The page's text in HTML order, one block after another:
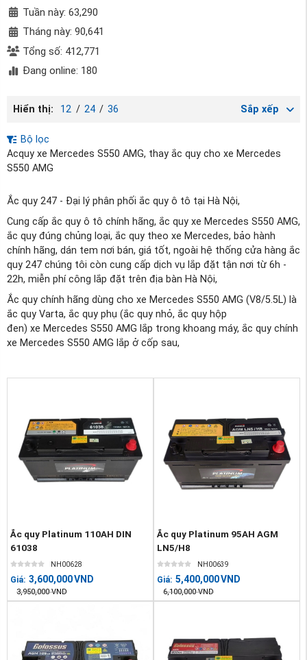
Tuần này: 63,290
Tháng này: 90,641
Tổng số: 412,771
Đang online: 180
Hiển thị: 12 / 24 / 36 Sắp xếp
Bộ lọc
Acquy xe Mercedes S550 AMG, thay ắc quy cho xe Mercedes
S550 AMG
Ắc quy 247 - Đại lý phân phối ắc quy ô tô tại Hà Nội,
Cung cấp ắc quy ô tô chính hãng, ắc quy xe Mercedes S550 AMG,
ắc quy đúng chủng loại, ắc quy theo xe Mercedes, bảo hành
chính hãng, dán tem nơi bán, giá tốt, ngoài hệ thống cửa hàng ắc
quy 247 chúng tôi còn cung cấp dịch vụ lắp đặt tận nơi từ 6h -
22h, miễn phí công lắp đặt trên địa bàn Hà Nội,
Ắc quy chính hãng dùng cho xe Mercedes S550 AMG (V8/5.5L) là
ắc quy Varta, ắc quy phụ (ắc quy nhỏ, ắc quy hộp
đen) xe Mercedes S550 AMG lắp trong khoang máy, ắc quy chính
xe Mercedes S550 AMG lắp ở cốp sau,
Ắc quy Platinum 110AH DIN
61038
NH00628
Giá: 3,600,000VND
3,950,000 VND
Ắc quy Platinum 95AH AGM
LN5/H8
NH00639
Giá: 5,400,000VND
6,100,000 VND